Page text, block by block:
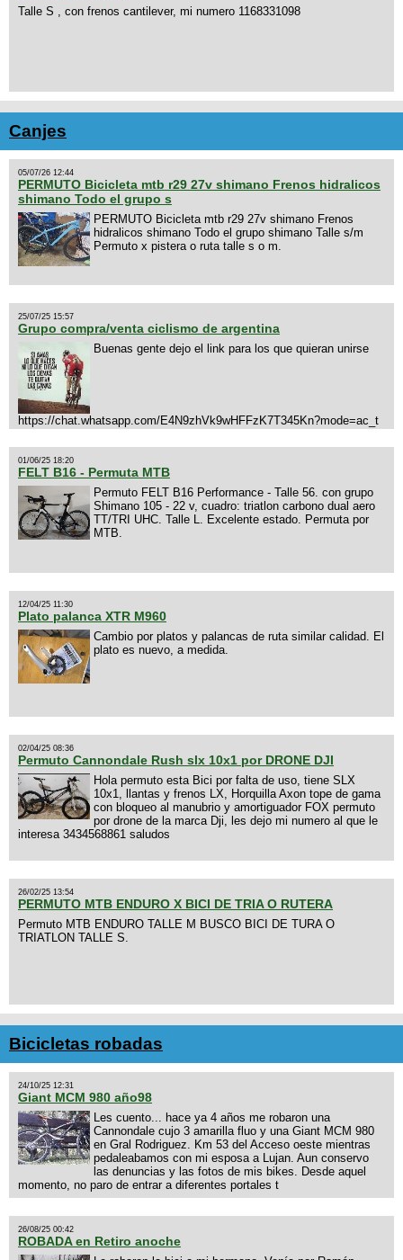
Talle S , con frenos cantilever, mi numero 1168331098
Canjes
05/07/26 12:44
PERMUTO Bicicleta mtb r29 27v shimano Frenos hidralicos
shimano Todo el grupo s
PERMUTO Bicicleta mtb r29 27v shimano Frenos
hidralicos shimano Todo el grupo shimano Talle s/m
Permuto x pistera o ruta talle s o m.
25/07/25 15:57
Grupo compra/venta ciclismo de argentina
Buenas gente dejo el link para los que quieran unirse
https://chat.whatsapp.com/E4N9zhVk9wHFFzK7T345Kn?mode=ac_t
01/06/25 18:20
FELT B16 - Permuta MTB
Permuto FELT B16 Performance - Talle 56. con grupo
Shimano 105 - 22 v, cuadro: triatlon carbono dual aero
TT/TRI UHC. Talle L. Excelente estado. Permuta por
MTB.
12/04/25 11:30
Plato palanca XTR M960
Cambio por platos y palancas de ruta similar calidad. El
plato es nuevo, a medida.
02/04/25 08:36
Permuto Cannondale Rush slx 10x1 por DRONE DJI
Hola permuto esta Bici por falta de uso, tiene SLX
10x1, llantas y frenos LX, Horquilla Axon tope de gama
con bloqueo al manubrio y amortiguador FOX permuto
por drone de la marca Dji, les dejo mi numero al que le
interesa 3434568861 saludos
26/02/25 13:54
PERMUTO MTB ENDURO X BICI DE TRIA O RUTERA
Permuto MTB ENDURO TALLE M BUSCO BICI DE TURA O
TRIATLON TALLE S.
Bicicletas robadas
24/10/25 12:31
Giant MCM 980 año98
Les cuento... hace ya 4 años me robaron una
Cannondale cujo 3 amarilla fluo y una Giant MCM 980
en Gral Rodriguez. Km 53 del Acceso oeste mientras
pedaleabamos con mi esposa a Lujan. Aun conservo
las denuncias y las fotos de mis bikes. Desde aquel
momento, no paro de entrar a diferentes portales t
26/08/25 00:42
ROBADA en Retiro anoche